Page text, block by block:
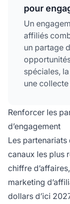
pour
Un
affiliés
un partage
spéciales,
une
partenaires
stimulent
Renforcer les
d’engagement
Les partenariats
canaux les plus
chiffre
marketing
dollars d’ici